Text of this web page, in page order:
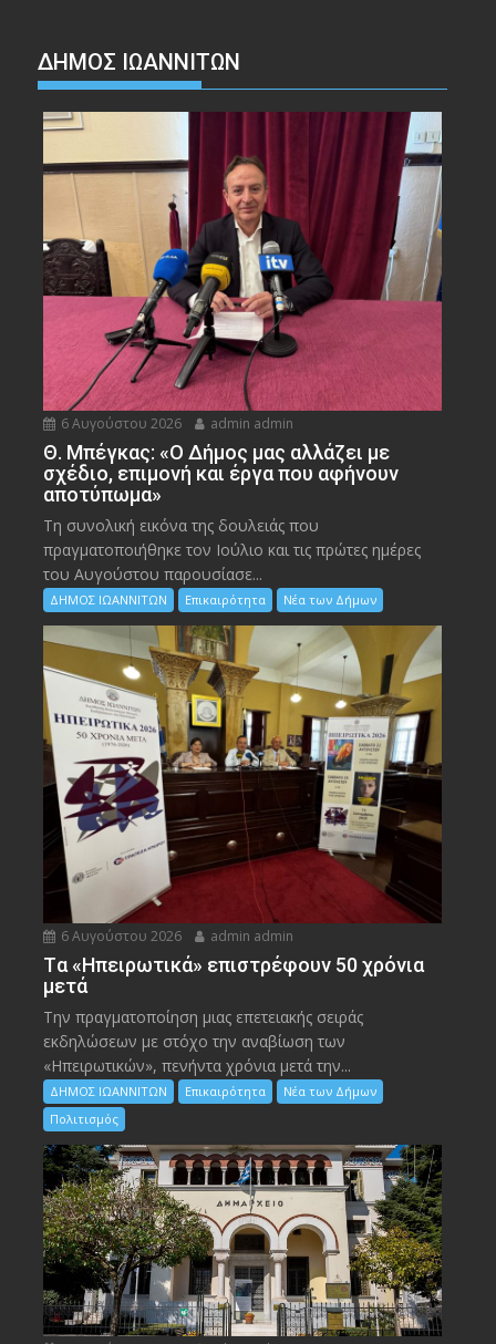
ΔΗΜΟΣ ΙΩΑΝΝΙΤΩΝ
6 Αυγούστου 2026 admin admin
Θ. Μπέγκας: «Ο Δήμος μας αλλάζει με
σχέδιο, επιμονή και έργα που αφήνουν
αποτύπωμα»
Τη συνολική εικόνα της δουλειάς που
πραγματοποιήθηκε τον Ιούλιο και τις πρώτες ημέρες
του Αυγούστου παρουσίασε...
ΔΗΜΟΣ ΙΩΑΝΝΙΤΩΝ Επικαιρότητα Νέα των Δήμων
6 Αυγούστου 2026 admin admin
Tα «Ηπειρωτικά» επιστρέφουν 50 χρόνια
μετά
Την πραγματοποίηση μιας επετειακής σειράς
εκδηλώσεων με στόχο την αναβίωση των
«Ηπειρωτικών», πενήντα χρόνια μετά την...
ΔΗΜΟΣ ΙΩΑΝΝΙΤΩΝ Επικαιρότητα
Νέα των Δήμων
Πολιτισμός